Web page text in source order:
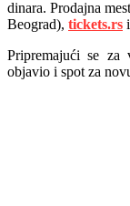
dinara. Prodajna
Beograd), tickets.rs i
Pripremajući se za
objavio i spot za